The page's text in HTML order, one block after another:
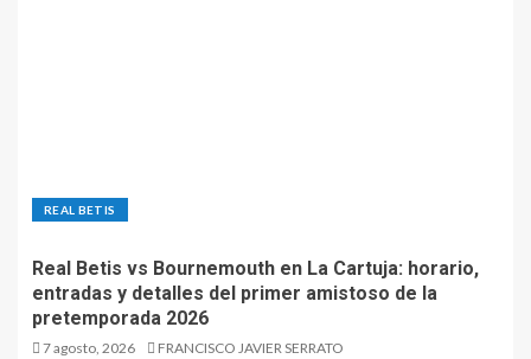
REAL BETIS
Real Betis vs Bournemouth en La Cartuja: horario,
entradas y detalles del primer amistoso de la
pretemporada 2026
7 agosto, 2026 FRANCISCO JAVIER SERRATO